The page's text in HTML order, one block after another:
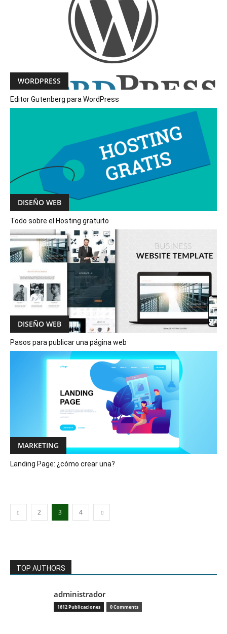
WORDPRESS
Editor Gutenberg para WordPress
DISEÑO WEB
Todo sobre el Hosting gratuito
DISEÑO WEB
Pasos para publicar una página web
MARKETING
Landing Page: ¿cómo crear una?
2 3 4
TOP AUTHORS
administrador
1612 Publicaciones 0 Comments